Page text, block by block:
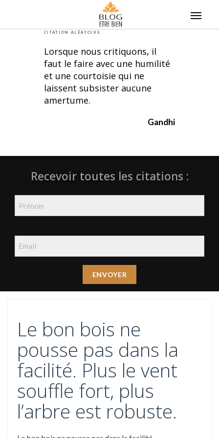
CITATION ALÉATOIRE
Lorsque nous critiquons, il
faut le faire avec une humilité
et une courtoisie qui ne
laissent subsister aucune
amertume.
Gandhi
Recevoir toutes les citations :
Le bon bois ne
pousse pas dans la
facilité. Plus le vent
souffle fort, plus
l’arbre est robuste.